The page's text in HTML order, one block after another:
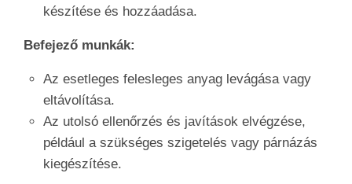
készítése és hozzáadása.
Befejező munkák:
Az esetleges felesleges anyag levágása vagy
eltávolítása.
Az utolsó ellenőrzés és javítások elvégzése,
például a szükséges szigetelés vagy párnázás
kiegészítése.